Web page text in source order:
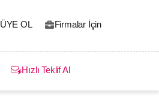
ÜYE OL Firmalar İçin
Hızlı Teklif Al